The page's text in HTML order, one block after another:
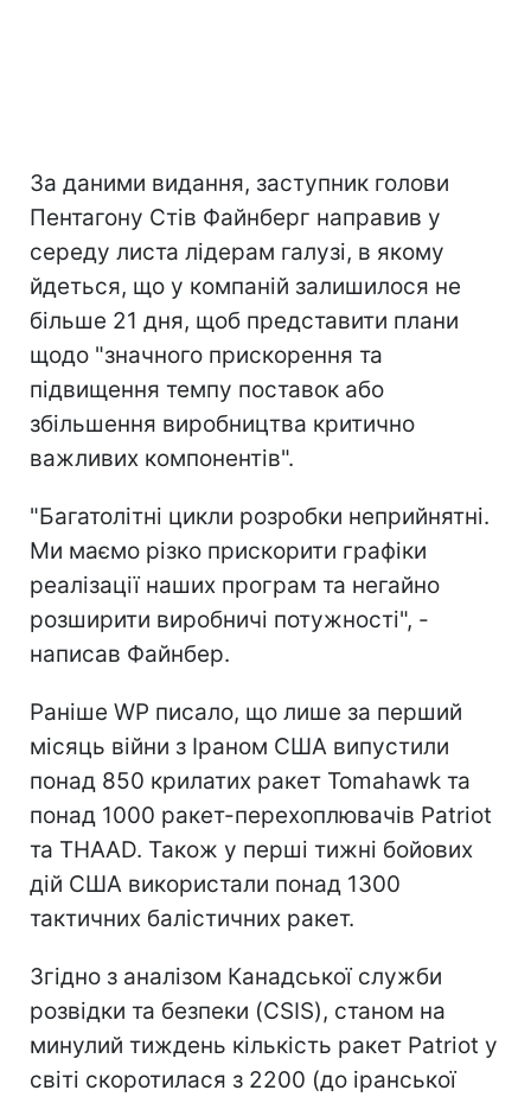
За даними видання, заступник голови
Пентагону Стів Файнберг направив у
середу листа лідерам галузі, в якому
йдеться, що у компаній залишилося не
більше 21 дня, щоб представити плани
щодо "значного прискорення та
підвищення темпу поставок або
збільшення виробництва критично
важливих компонентів".
"Багатолітні цикли розробки неприйнятні.
Ми маємо різко прискорити графіки
реалізації наших програм та негайно
розширити виробничі потужності", -
написав Файнбер.
Раніше WP писало, що лише за перший
місяць війни з Іраном США випустили
понад 850 крилатих ракет Tomahawk та
понад 1000 ракет-перехоплювачів Patriot
та THAAD. Також у перші тижні бойових
дій США використали понад 1300
тактичних балістичних ракет.
Згідно з аналізом Канадської служби
розвідки та безпеки (CSIS), станом на
минулий тиждень кількість ракет Patriot у
світі скоротилася з 2200 (до іранської